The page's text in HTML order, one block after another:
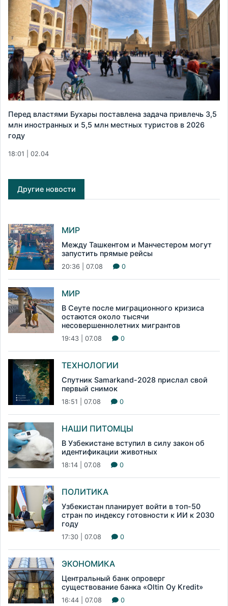
Перед властями Бухары поставлена задача привлечь 3,5
млн иностранных и 5,5 млн местных туристов в 2026
году
18:01 | 02.04
Другие новости
МИР
Между Ташкентом и Манчестером могут
запустить прямые рейсы
20:36 | 07.08 0
МИР
В Сеуте после миграционного кризиса
остаются около тысячи
несовершеннолетних мигрантов
19:43 | 07.08 0
ТЕХНОЛОГИИ
Спутник Samarkand-2028 прислал свой
первый снимок
18:51 | 07.08 0
НАШИ ПИТОМЦЫ
В Узбекистане вступил в силу закон об
идентификации животных
18:14 | 07.08 0
ПОЛИТИКА
Узбекистан планирует войти в топ-50
стран по индексу готовности к ИИ к 2030
году
17:30 | 07.08 0
ЭКОНОМИКА
Центральный банк опроверг
существование банка «Oltin Oy Kredit»
16:44 | 07.08 0